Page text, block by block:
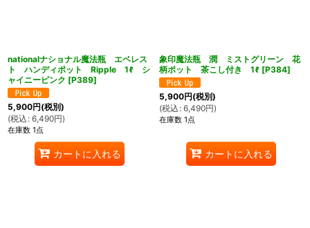
nationalナショナル魔法瓶 エベレス
ト ハンディポット Ripple 1ℓ シ
ャイニーピンク [P389]
5,900円(税別)
(税込 : 6,490円)
在庫数 1点
カートに入れる
象印魔法瓶 潤 ミストグリーン 花
柄ポット 茶こし付き 1ℓ [P384]
5,900円(税別)
(税込 : 6,490円)
在庫数 1点
カートに入れる